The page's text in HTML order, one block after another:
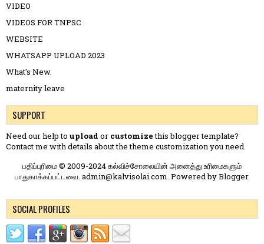
VIDEO
VIDEOS FOR TNPSC
WEBSITE
WHATSAPP UPLOAD 2023
What's New.
maternity leave
SUPPORT
Need our help to upload or customizethis blogger template?
Contact me with details about the theme customization you need.
பதிப்புரிமை © 2009-2024 கல்விச்சோலையின் அனைத்து உரிமைகளும்
பாதுகாக்கப்பட்டவை. admin@kalvisolai.com. Powered byBlogger.
SOCIAL PROFILES